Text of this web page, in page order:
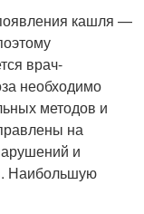
кашля —
врач-
необходимо
методов и
на
и
Наибольшую